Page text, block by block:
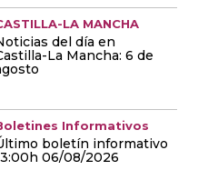
LA MANCHA
del día en
La Mancha: 6 de
Informativos
boletín informativo
06/08/2026